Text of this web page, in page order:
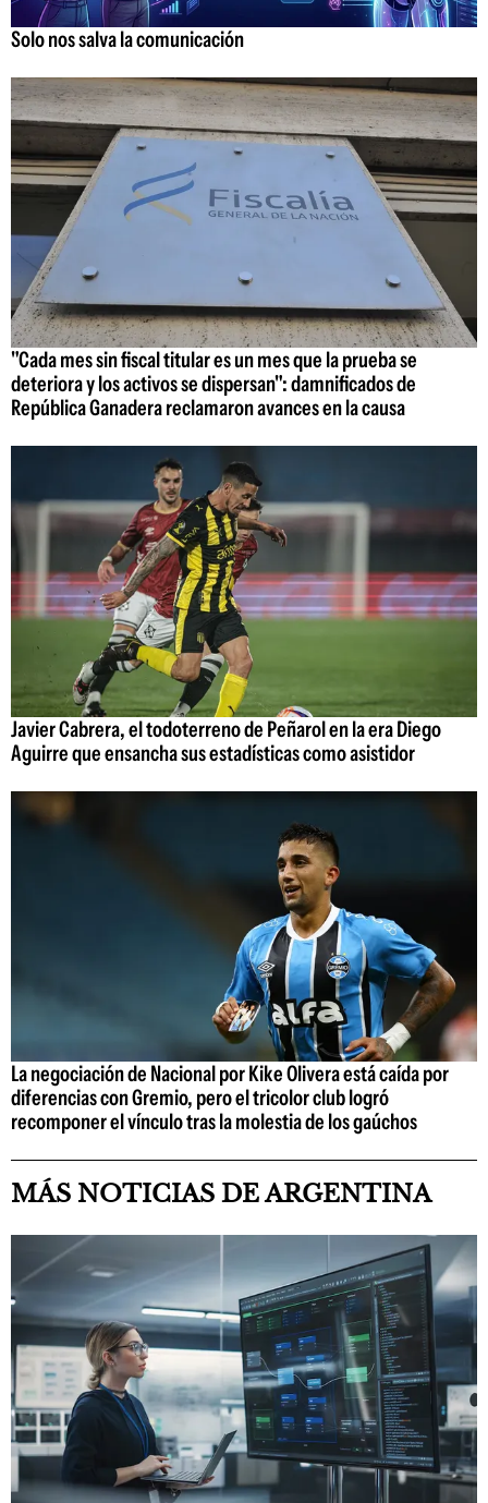
Solo nos salva la comunicación
"Cada mes sin fiscal titular es un mes que la prueba se
deteriora y los activos se dispersan": damnificados de
República Ganadera reclamaron avances en la causa
Javier Cabrera, el todoterreno de Peñarol en la era Diego
Aguirre que ensancha sus estadísticas como asistidor
La negociación de Nacional por Kike Olivera está caída por
diferencias con Gremio, pero el tricolor club logró
recomponer el vínculo tras la molestia de los gaúchos
MÁS NOTICIAS DE ARGENTINA